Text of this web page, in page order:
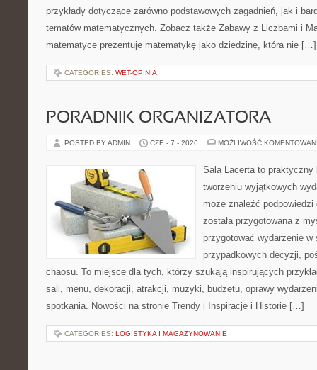
przykłady dotyczące zarówno podstawowych zagadnień, jak i
tematów matematycznych. Zobacz także Zabawy z Liczbami i
matematyce prezentuje matematykę jako dziedzinę, która nie […]
CATEGORIES: WET-OPINIA
PORADNIK ORGANIZATORA
POSTED BY ADMIN CZE - 7 - 2026 MOŻLIWOŚĆ
Sala Lacerta to praktyczny
tworzeniu wyjątkowych
może znaleźć
została przygotowana z
przygotować wydarzenie
przypadkowych decyzji,
chaosu. To miejsce dla tych, którzy szukają inspirujących
sali, menu, dekoracji, atrakcji, muzyki, budżetu, oprawy
spotkania. Nowości na stronie Trendy i Inspiracje i Historie […]
CATEGORIES: LOGISTYKA I MAGAZYNOWANIE